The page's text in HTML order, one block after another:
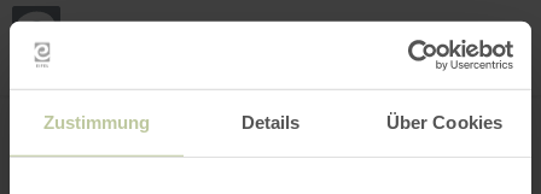
Zustimmung Details Über Cookies
INTERAKTIVE KARTE
Filter öffnen